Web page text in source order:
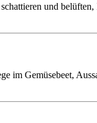
und belüften,
im Gemüsebeet,